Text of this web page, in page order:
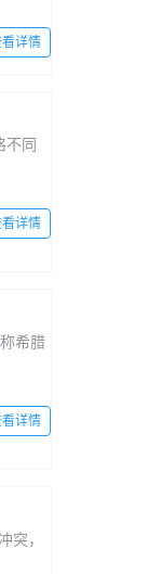
详情
不同
详情
希腊
详情
突，